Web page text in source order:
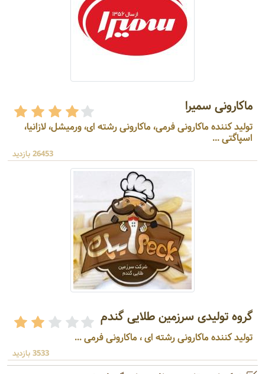
ماکارونی سمیرا
تولید کننده ماکارونی فرمی، ماکارونی رشته ای، ورمیشل، لازانیا،
اسپاگتی ...
26453 بازدید
گروه تولیدی سرزمین طلایی گندم
تولید کننده ماکارونی رشته ای ، ماکارونی فرمی ...
3533 بازدید